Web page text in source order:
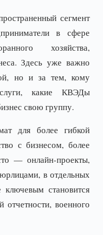
сегмент
в сфере
хозяйства,
Здесь уже важно
но и за тем, кому
какие КВЭДы
свою группу.
для более гибкой
с бизнесом, более
— онлайн-проекты,
в отдельных
становится
отчетности, военного